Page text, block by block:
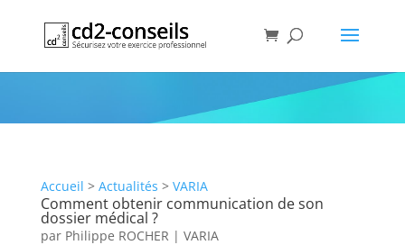
VARIA
Accueil > Actualités > VARIA
Comment obtenir communication de son
dossier médical ?
par Philippe ROCHER | VARIA